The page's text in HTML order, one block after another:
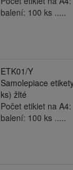
balení: 100 ks .....
ETK01/Y
Samolepiace
ks) žlté
Počet etikiet na
balení: 100 ks .....